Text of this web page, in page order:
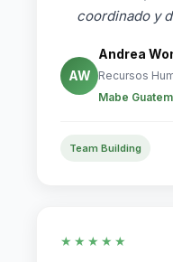
coordinado y
AW
Andrea
Recursos
Mabe
Team Building
★★★★★